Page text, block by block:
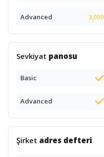
Advanced 3,000
Sevkiyat panosu
Basic
Advanced
Şirket adres defteri